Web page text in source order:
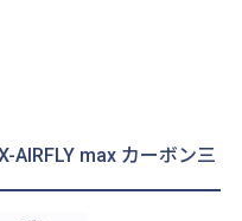
AIRFLY max カーボン三